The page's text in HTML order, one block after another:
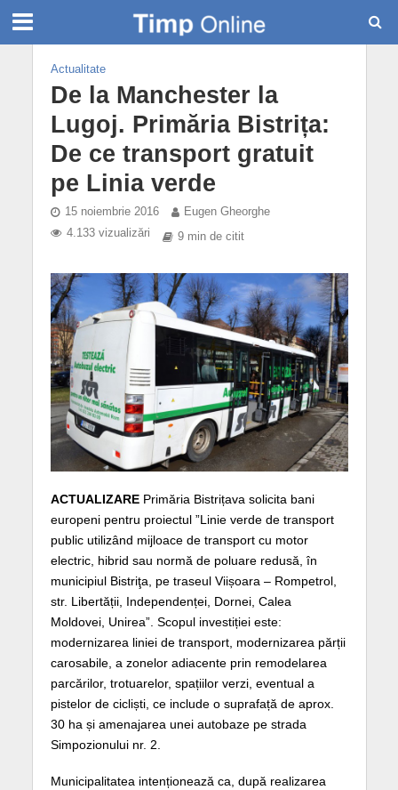
Actualitate
De la Manchester la
Lugoj. Primăria Bistrița:
De ce transport gratuit
pe Linia verde
15 noiembrie 2016
Eugen Gheorghe
4.133 vizualizări
9 min de citit
ACTUALIZAREPrimăria Bistrițava solicita bani
europeni pentru proiectul ”Linie verde de transport
public utilizând mijloace de transport cu motor
electric, hibrid sau normă de poluare redusă, în
municipiul Bistriţa, pe traseul Viișoara – Rompetrol,
str. Libertății, Independenței, Dornei, Calea
Moldovei, Unirea”. Scopul investiției este:
modernizarea liniei de transport, modernizarea părții
carosabile, a zonelor adiacente prin remodelarea
parcărilor, trotuarelor, spațiilor verzi, eventual a
pistelor de cicliști, ce include o suprafață de aprox.
30 ha și amenajarea unei autobaze pe strada
Simpozionului nr. 2.
Municipalitatea intenționează ca, după realizarea